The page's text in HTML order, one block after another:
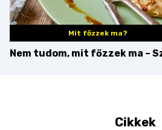
Mit főzzek ma?
Nem tudom, mit főzzek ma –
Cikkek